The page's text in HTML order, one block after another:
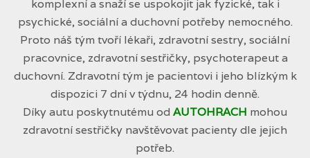
komplexní a snaží se uspokojit jak fyzické, tak i
psychické, sociální a duchovní potřeby nemocného.
Proto náš tým tvoří lékaři, zdravotní sestry, sociální
pracovnice, zdravotní sestřičky, psychoterapeut a
duchovní. Zdravotní tým je pacientovi i jeho blízkým k
dispozici 7 dní v týdnu, 24 hodin denně.
Díky autu poskytnutému od AUTOHRACH mohou
zdravotní sestřičky navštěvovat pacienty dle jejich
potřeb.